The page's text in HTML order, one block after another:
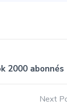
2000 abonnés
Next